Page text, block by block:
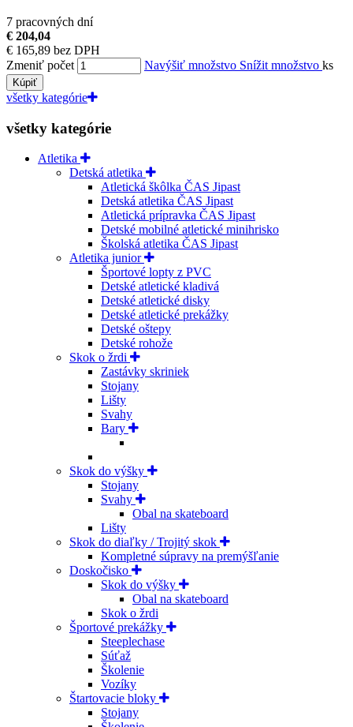
7 pracovných dní
€ 204,04
€ 165,89 bez DPH
Zmeniť počet
Navýšiť množstvo Snížit množstvo ks
Kúpiť
všetky kategórie
všetky kategórie
Atletika
Detská atletika
Atletická škôlka ČAS Jipast
Detská atletika ČAS Jipast
Atletická prípravka ČAS Jipast
Detské mobilné atletické minihrisko
Školská atletika ČAS Jipast
Atletika junior
Športové lopty z PVC
Detské atletické kladivá
Detské atletické disky
Detské atletické prekážky
Detské oštepy
Detské rohože
Skok o žrdi
Zastávky skriniek
Stojany
Lišty
Svahy
Bary
Skok do výšky
Stojany
Svahy
Obal na skateboard
Lišty
Skok do diaľky / Trojitý skok
Kompletné súpravy na premýšľanie
Doskočisko
Skok do výšky
Obal na skateboard
Skok o žrdi
Športové prekážky
Steeplechase
Súťaž
Školenie
Vozíky
Štartovacie bloky
Stojany